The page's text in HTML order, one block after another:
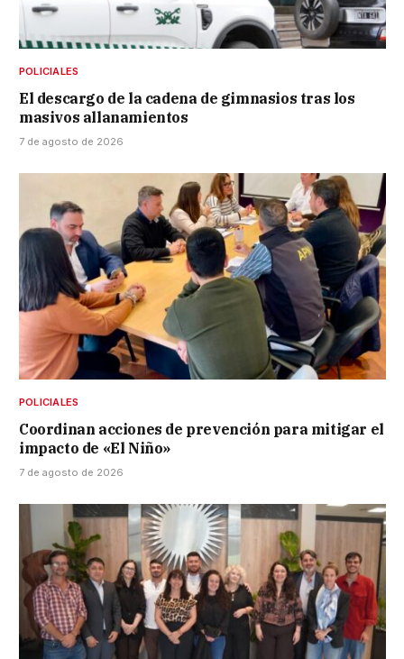
POLICIALES
El descargo de la cadena de gimnasios tras los
masivos allanamientos
7 de agosto de 2026
POLICIALES
Coordinan acciones de prevención para mitigar el
impacto de «El Niño»
7 de agosto de 2026